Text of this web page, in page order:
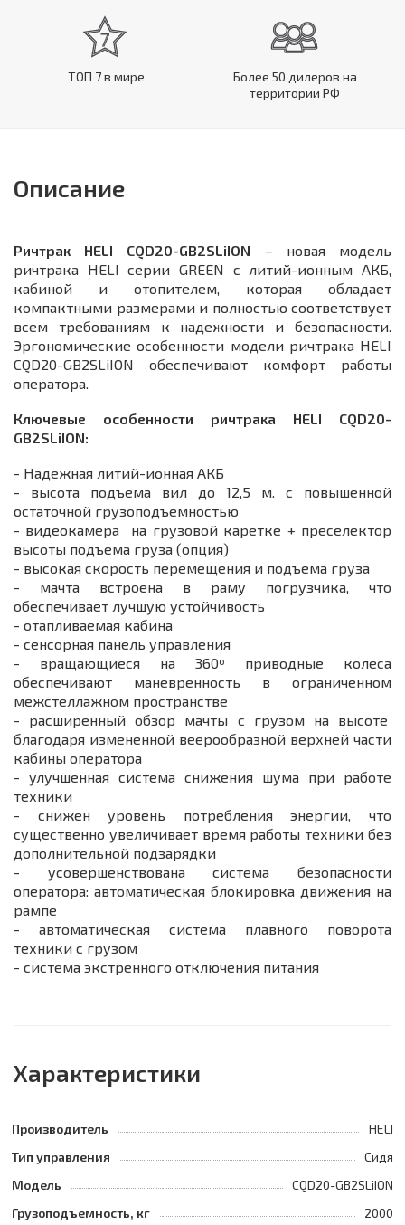
ТОП 7 в мире
Более 50 дилеров на
территории РФ
Описание
Ричтрак HELI CQD20-GB2SLiION – новая модель
ричтрака HELI серии GREEN с литий-ионным АКБ,
кабиной и отопителем, которая обладает
компактными размерами и полностью соответствует
всем требованиям к надежности и безопасности.
Эргономические особенности модели ричтрака HELI
CQD20-GB2SLiION обеспечивают комфорт работы
оператора.
Ключевые особенности ричтрака HELI CQD20-
GB2SLiION:
- Надежная литий-ионная АКБ
- высота подъема вил до 12,5 м. с повышенной
остаточной грузоподъемностью
- видеокамера на грузовой каретке + преселектор
высоты подъема груза (опция)
- высокая скорость перемещения и подъема груза
- мачта встроена в раму погрузчика, что
обеспечивает лучшую устойчивость
- отапливаемая кабина
- сенсорная панель управления
- вращающиеся на 360º приводные колеса
обеспечивают маневренность в ограниченном
межстеллажном пространстве
- расширенный обзор мачты с грузом на высоте
благодаря измененной веерообразной верхней части
кабины оператора
- улучшенная система снижения шума при работе
техники
- снижен уровень потребления энергии, что
существенно увеличивает время работы техники без
дополнительной подзарядки
- усовершенствована система безопасности
оператора: автоматическая блокировка движения на
рампе
- автоматическая система плавного поворота
техники с грузом
- система экстренного отключения питания
Характеристики
Производитель
HELI
Тип управления
Сидя
Модель
CQD20-GB2SLiION
Грузоподъемность, кг
2000